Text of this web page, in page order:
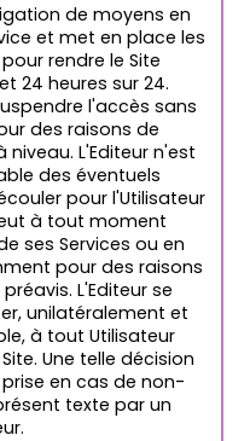
de moyens en
et met en place les
rendre le Site
24 heures sur 24.
l'accès sans
des raisons de
L'Editeur n'est
des éventuels
pour l'Utilisateur
à tout moment
ses Services ou en
pour des raisons
L'Editeur se
unilatéralement et
à tout Utilisateur
Une telle décision
en cas de non-
texte par un